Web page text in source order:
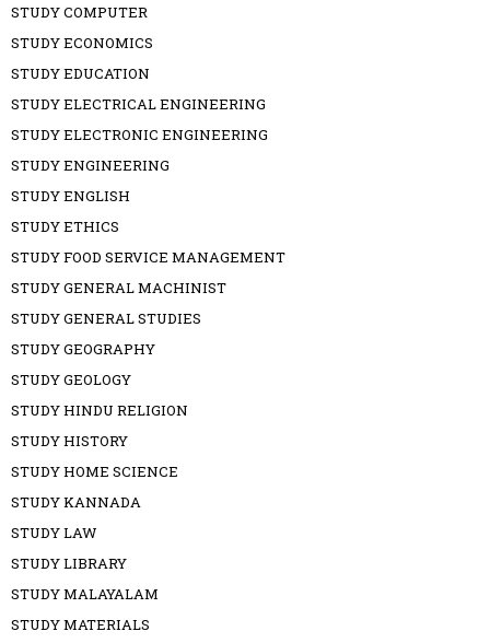
STUDY COMPUTER
STUDY ECONOMICS
STUDY EDUCATION
STUDY ELECTRICAL ENGINEERING
STUDY ELECTRONIC ENGINEERING
STUDY ENGINEERING
STUDY ENGLISH
STUDY ETHICS
STUDY FOOD SERVICE MANAGEMENT
STUDY GENERAL MACHINIST
STUDY GENERAL STUDIES
STUDY GEOGRAPHY
STUDY GEOLOGY
STUDY HINDU RELIGION
STUDY HISTORY
STUDY HOME SCIENCE
STUDY KANNADA
STUDY LAW
STUDY LIBRARY
STUDY MALAYALAM
STUDY MATERIALS